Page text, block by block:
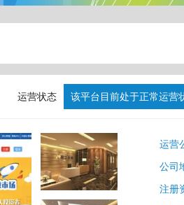
运营状态 该平台目前处于正常运营
运营
公司
注册